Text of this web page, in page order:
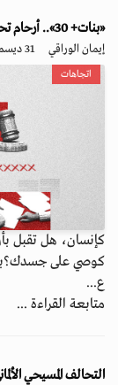
«بنات+ 30».. أرحام تحت الوصاية وجه آخر للتمييز في مصر
إيمان الوراقي 31 ديسمبر 2024 - 14:16
اتجاهات
كإنسان، هل تقبل
كوصي على
ع...
متابعة القراءة ...
التحالف المسيحي